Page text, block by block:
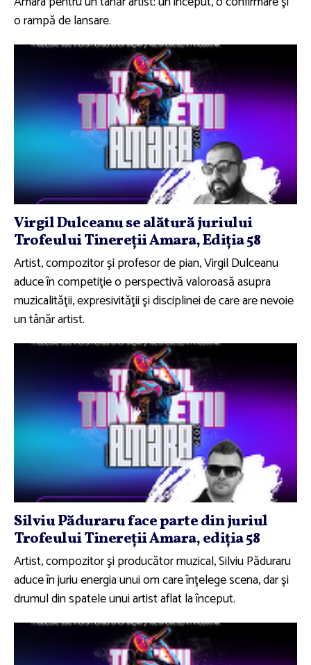
o rampă de lansare.
Virgil Dulceanu se alătură juriului
Trofeului Tinereţii Amara, Ediţia 58
Artist, compozitor şi profesor de pian, Virgil Dulceanu
aduce în competiţie o perspectivă valoroasă asupra
muzicalităţii, expresivităţii şi disciplinei de care are nevoie
un tânăr artist.
Silviu Păduraru face parte din juriul
Trofeului Tinereţii Amara, ediţia 58
Artist, compozitor şi producător muzical, Silviu Păduraru
aduce în juriu energia unui om care înţelege scena, dar şi
drumul din spatele unui artist aflat la început.